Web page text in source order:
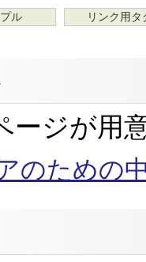
ル リンク用タ
ージが用
のための